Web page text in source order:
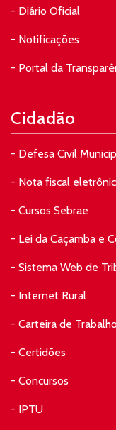
- Diário Oficial
- Notificações
- Portal da
Cidadão
- Defesa Civil
- Nota fiscal
- Cursos Sebrae
- Lei da Caçamba e
- Sistema Web de
- Internet Rural
- Carteira de Trabalho
- Certidões
- Concursos
- IPTU